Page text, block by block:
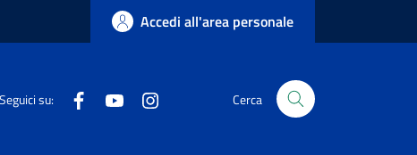
Accedi all'area personale
Seguici su: FacebookYoutube Cerca